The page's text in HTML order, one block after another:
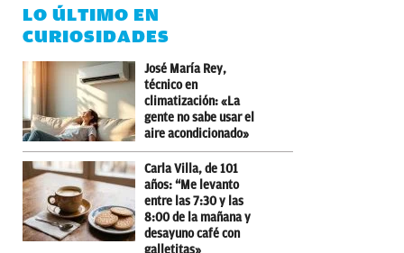
LO ÚLTIMO EN
CURIOSIDADES
José María Rey,
técnico en
climatización: «La
gente no sabe usar el
aire acondicionado»
Carla Villa, de 101
años: “Me levanto
entre las 7:30 y las
8:00 de la mañana y
desayuno café con
galletitas»